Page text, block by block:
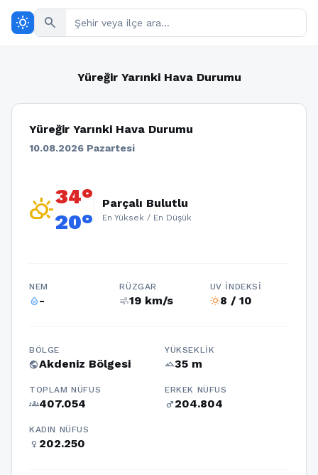
wb_sunny search
Yüreğir Yarınki Hava Durumu
Yüreğir Yarınki Hava Durumu
10.08.2026 Pazartesi
partly_cloudy_day34°
20°
Parçalı Bulutlu
En Yüksek / En Düşük
NEM
humidity_percentage-
RÜZGAR
air19 km/s
UV İNDEKSI
wb_sunny8 / 10
BÖLGE
publicAkdeniz Bölgesi
YÜKSEKLIK
terrain35 m
TOPLAM NÜFUS
groups407.054
ERKEK NÜFUS
male204.804
KADIN NÜFUS
female 202.250